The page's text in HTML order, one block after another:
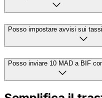
Posso impostare avvisi sui
Posso inviare 10 MAD a BIF